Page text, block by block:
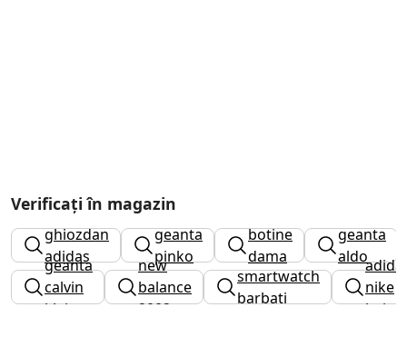
Verificați în magazin
ghiozdan
adidas
geanta
pinko
botine
dama
geanta
aldo
geanta
calvin
klein
new
balance
2002r
smartwatch
barbati
nike
baieti